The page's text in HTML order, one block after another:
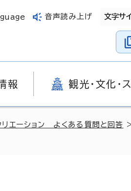
音声読み上げ 文字サ
報 観光・文化・
リエーション よくある質問と回答